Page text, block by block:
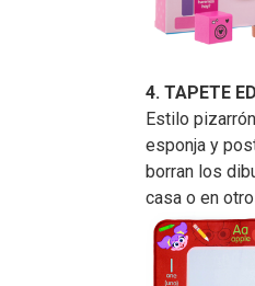
4. TAPETE
Estilo
esponja y
borran los
casa o en